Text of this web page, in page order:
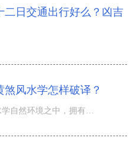
二日交通出行好么？凶吉
风水学怎样破译？
在人们的定居风水学自然环境之中，拥有各式各样的风水学邪气，在其中气煞看不到摸不到，可是却每时每刻对人